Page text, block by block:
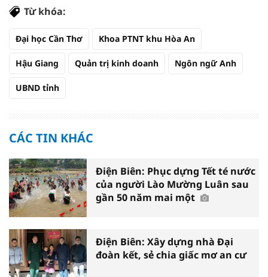
Từ khóa:
Đại học Cần Thơ Khoa PTNT khu Hòa An
Hậu Giang Quản trị kinh doanh Ngôn ngữ Anh
UBND tỉnh
CÁC TIN KHÁC
Điện Biên: Phục dựng Tết té nước
của người Lào Mường Luân sau
gần 50 năm mai một
Điện Biên: Xây dựng nhà Đại
đoàn kết, sẻ chia giấc mơ an cư